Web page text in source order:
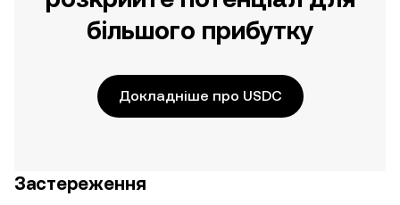
більшого прибутку
Докладніше про USDC
Застереження